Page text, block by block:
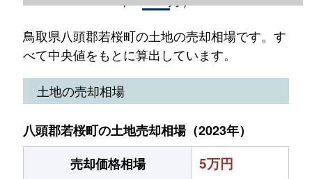
鳥取県八頭郡若桜町の土地の売却相場です。す
べて中央値をもとに算出しています。
土地の売却相場
八頭郡若桜町の土地売却相場（2023年）
売却価格相場
5万円